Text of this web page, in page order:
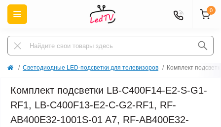
0
Светодиодные LED-подсветки для телевизоров Комплект
Комплект подсветки LB-C400F14-E2-S-G1-
RF1, LB-C400F13-E2-C-G2-RF1, RF-
AB400E32-1001S-01 A7, RF-AB400E32-